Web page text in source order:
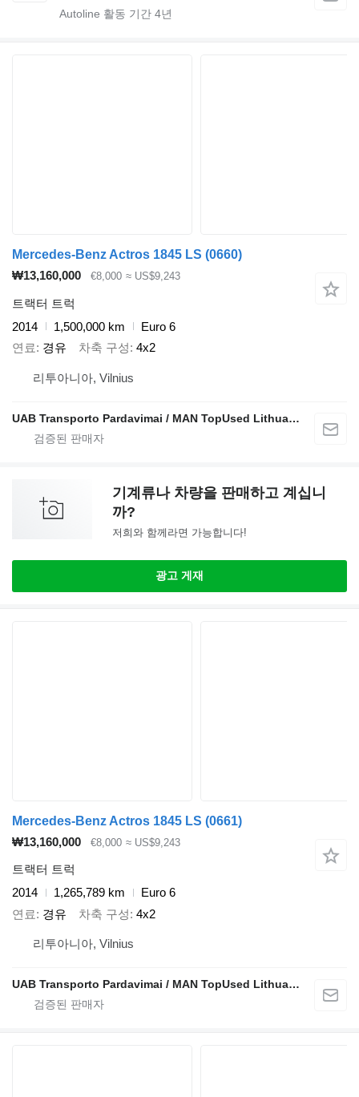
Autoline 활동 기간 4년
Mercedes-Benz Actros 1845 LS (0660)
₩13,160,000
€8,000 ≈ US$9,243
트랙터 트럭
2014
1,500,000 km
Euro 6
연료
경유 차축 구성 4x2
리투아니아, Vilnius
UAB Transporto Pardavimai / MAN TopUsed Lithuania
기계류나 차량을 판매하고 계십니
까?
저희와 함께라면 가능합니다!
광고 게재
Mercedes-Benz Actros 1845 LS (0661)
₩13,160,000
€8,000 ≈ US$9,243
트랙터 트럭
2014
1,265,789 km
Euro 6
연료
경유 차축 구성 4x2
리투아니아, Vilnius
UAB Transporto Pardavimai / MAN TopUsed Lithuania